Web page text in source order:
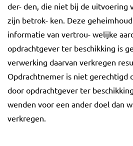
der- den, die niet bij de uitvoering
zijn betrok- ken. Deze
informatie van vertrou- welijke
opdrachtgever ter beschikking is
verwerking daarvan verkregen
Opdrachtnemer is niet gerechtigd
door opdrachtgever ter
wenden voor een ander doel dan
verkregen.